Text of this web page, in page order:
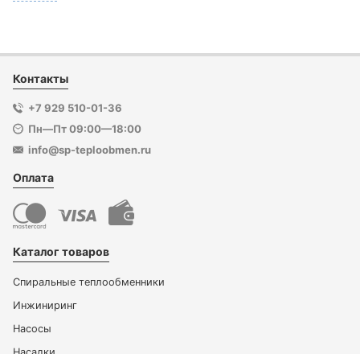
Контакты
+7 929 510-01-36
Пн—Пт 09:00—18:00
info@sp-teploobmen.ru
Оплата
Каталог товаров
Спиральные теплообменники
Инжиниринг
Насосы